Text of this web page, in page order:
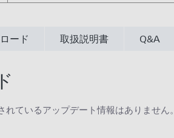
ード 取扱説明書 Q&A
ているアップデート情報はありません。